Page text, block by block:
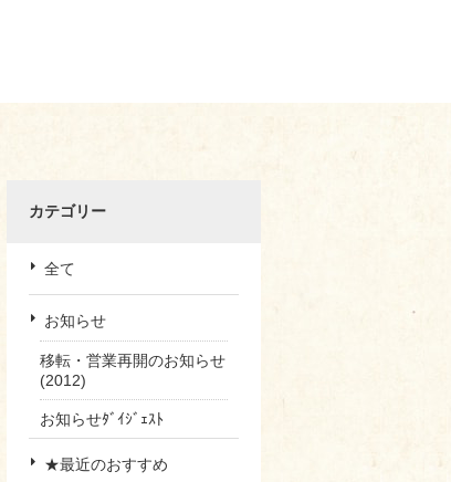
カテゴリー
全て
お知らせ
移転・営業再開のお知らせ
(2012)
お知らせﾀﾞｲｼﾞｪｽﾄ
★最近のおすすめ